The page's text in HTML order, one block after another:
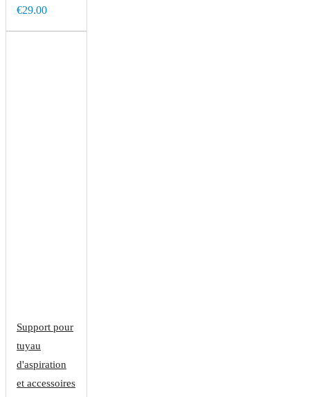
€29.00
Support pour
tuyau
d'aspiration
et accessoires